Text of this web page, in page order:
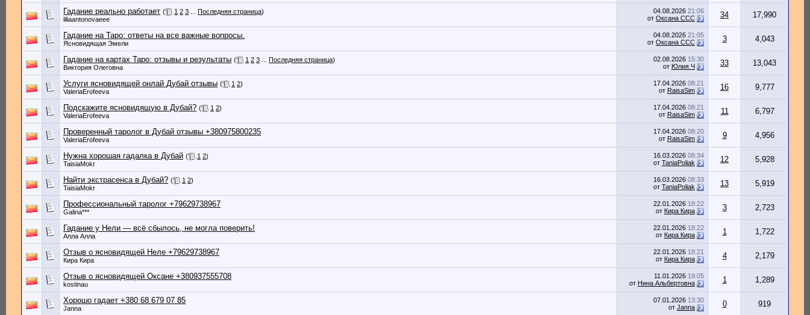
Гадание реально работает ( 1 2 3 Последняя страница)
liliaantonovaeee
04.08.2026 21:06
от Оксана ССС 34 17,990
Гадание на Таро: ответы на все важные вопросы.
Ясновидящая Эмели
04.08.2026 21:05
от Оксана ССС 3 4,043
Гадание на картах Таро: отзывы и результаты ( 1 2 3 Последняя страница)
Виктория Олеговна
02.08.2026 15:30
от Юлия Ч 33 13,043
Услуги ясновидящей онлай Дубай отзывы ( 1 2)
ValeriaErofeeva
17.04.2026 08:21
от RaisaSim 16 9,777
Подскажите ясновидящую в Дубай? ( 1 2)
ValeriaErofeeva
17.04.2026 08:21
от RaisaSim 11 6,797
Проверенный таролог в Дубай отзывы +380975800235
ValeriaErofeeva
17.04.2026 08:20
от RaisaSim 9 4,956
Нужна хорошая гадалка в Дубай ( 1 2)
TaisiaMokr
16.03.2026 08:34
от TaniaPoliak 12 5,928
Найти экстрасенса в Дубай? ( 1 2)
TaisiaMokr
16.03.2026 08:33
от TaniaPoliak 13 5,919
Профессиональный таролог +79629738967
Galina***
22.01.2026 18:22
от Кира Кира 3 2,723
Гадание у Нели — всё сбылось, не могла поверить!
Алла Алла
22.01.2026 18:22
от Кира Кира 1 1,722
Отзыв о ясновидящей Неле +79629738967
Кира Кира
22.01.2026 18:21
от Кира Кира 4 2,179
Отзыв о ясновидящей Оксане +380937555708
kostinau
11.01.2026 19:05
от Нина Альбертовна 1 1,289
Хорошо гадает +380 68 679 07 85
Janna
07.01.2026 13:30
от Janna 0 919